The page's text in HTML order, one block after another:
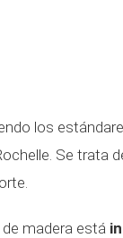
los
Se trata
madera está